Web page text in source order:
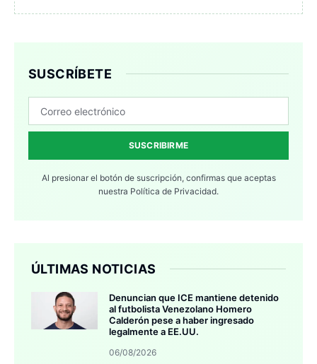
SUSCRÍBETE
SUSCRIBIRME
Al presionar el botón de suscripción, confirmas que aceptas
nuestra Política de Privacidad.
ÚLTIMAS NOTICIAS
Denuncian que ICE mantiene detenido
al futbolista Venezolano Homero
Calderón pese a haber ingresado
legalmente a EE.UU.
06/08/2026